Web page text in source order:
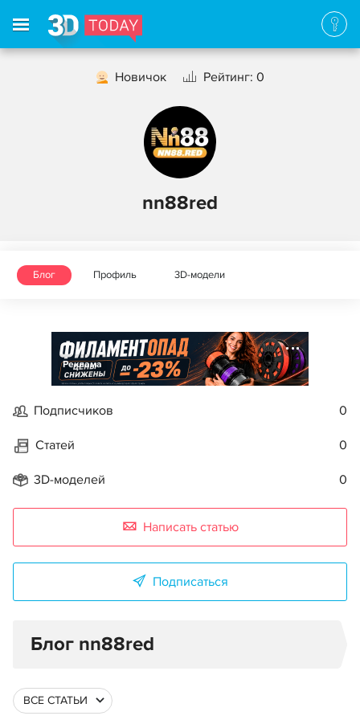
Новичок Рейтинг: 0
nn88red
Блог Профиль 3D-модели
Реклама
Подписчиков 0
Статей 0
3D-моделей 0
Написать статью
Подписаться
Блог nn88red
ВСЕ СТАТЬИ